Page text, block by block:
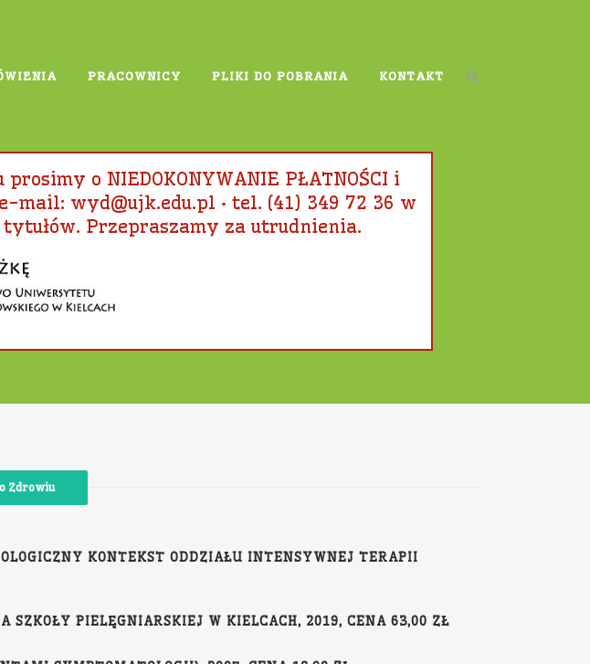
PRACOWNICY PLIKI DO POBRANIA KONTAKT
o NIEDOKONYWANIE PŁATNOŚCI i
wyd@ujk.edu.pl • tel. (41) 349 72 36 w
Przepraszamy za utrudnienia.
Zdrowiu
KONTEKST ODDZIAŁU INTENSYWNEJ TERAPII
SZKOŁY PIELĘGNIARSKIEJ W KIELCACH, 2019, CENA 63,00 ZŁ